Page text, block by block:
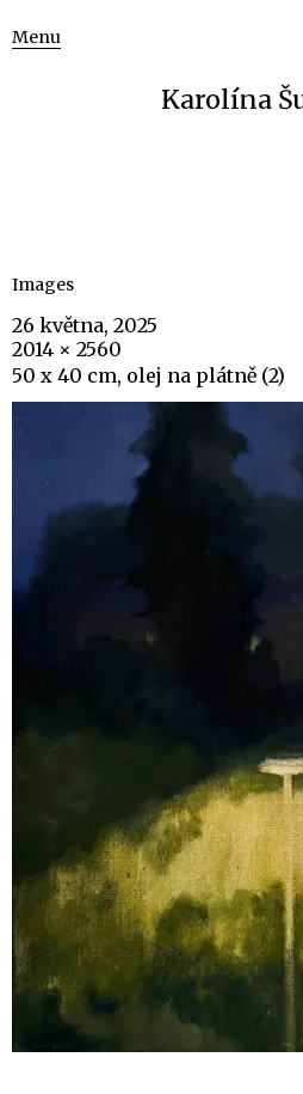
Menu
Karolína
Images
26 května, 2025
2014 × 2560
50 x 40 cm, olej na plátně (2)